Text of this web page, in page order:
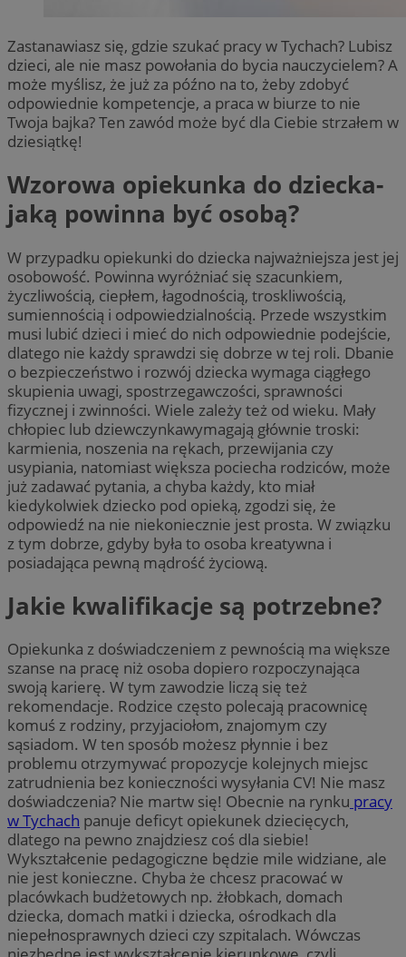
Zastanawiasz się, gdzie szukać pracy w Tychach? Lubisz
dzieci, ale nie masz powołania do bycia nauczycielem? A
może myślisz, że już za późno na to, żeby zdobyć
odpowiednie kompetencje, a praca w biurze to nie
Twoja bajka? Ten zawód może być dla Ciebie strzałem w
dziesiątkę!
Wzorowa opiekunka do dziecka-
jaką powinna być osobą?
W przypadku opiekunki do dziecka najważniejsza jest jej
osobowość. Powinna wyróżniać się szacunkiem,
życzliwością, ciepłem, łagodnością, troskliwością,
sumiennością i odpowiedzialnością. Przede wszystkim
musi lubić dzieci i mieć do nich odpowiednie podejście,
dlatego nie każdy sprawdzi się dobrze w tej roli. Dbanie
o bezpieczeństwo i rozwój dziecka wymaga ciągłego
skupienia uwagi, spostrzegawczości, sprawności
fizycznej i zwinności. Wiele zależy też od wieku. Mały
chłopiec lub dziewczynkawymagają głównie troski:
karmienia, noszenia na rękach, przewijania czy
usypiania, natomiast większa pociecha rodziców, może
już zadawać pytania, a chyba każdy, kto miał
kiedykolwiek dziecko pod opieką, zgodzi się, że
odpowiedź na nie niekoniecznie jest prosta. W związku
z tym dobrze, gdyby była to osoba kreatywna i
posiadająca pewną mądrość życiową.
Jakie kwalifikacje są potrzebne?
Opiekunka z doświadczeniem z pewnością ma większe
szanse na pracę niż osoba dopiero rozpoczynająca
swoją karierę. W tym zawodzie liczą się też
rekomendacje. Rodzice często polecają pracownicę
komuś z rodziny, przyjaciołom, znajomym czy
sąsiadom. W ten sposób możesz płynnie i bez
problemu otrzymywać propozycje kolejnych miejsc
zatrudnienia bez konieczności wysyłania CV! Nie masz
doświadczenia? Nie martw się! Obecnie na rynku pracy
w Tychach panuje deficyt opiekunek dziecięcych,
dlatego na pewno znajdziesz coś dla siebie!
Wykształcenie pedagogiczne będzie mile widziane, ale
nie jest konieczne. Chyba że chcesz pracować w
placówkach budżetowych np. żłobkach, domach
dziecka, domach matki i dziecka, ośrodkach dla
niepełnosprawnych dzieci czy szpitalach. Wówczas